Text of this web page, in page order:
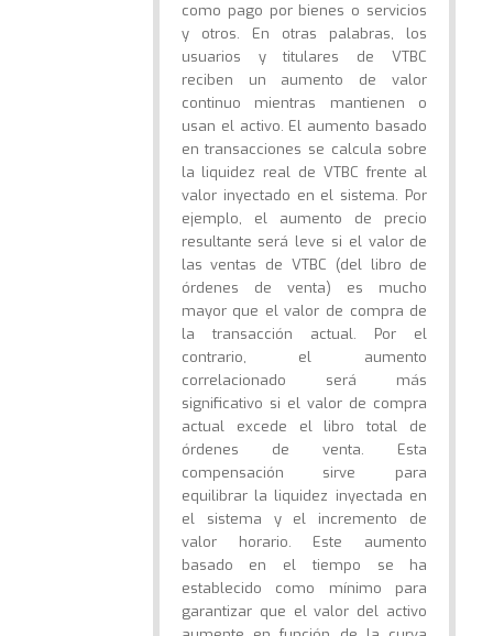
como pago por bienes o servicios
y otros. En otras palabras, los
usuarios y titulares de VTBC
reciben un aumento de valor
continuo mientras mantienen o
usan el activo. El aumento basado
en transacciones se calcula sobre
la liquidez real de VTBC frente al
valor inyectado en el sistema. Por
ejemplo, el aumento de precio
resultante será leve si el valor de
las ventas de VTBC (del libro de
órdenes de venta) es mucho
mayor que el valor de compra de
la transacción actual. Por el
contrario, el aumento
correlacionado será más
significativo si el valor de compra
actual excede el libro total de
órdenes de venta. Esta
compensación sirve para
equilibrar la liquidez inyectada en
el sistema y el incremento de
valor horario. Este aumento
basado en el tiempo se ha
establecido como mínimo para
garantizar que el valor del activo